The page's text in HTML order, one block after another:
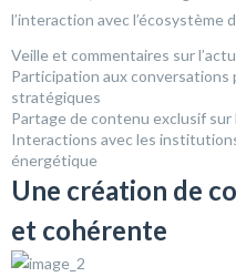
l’interaction avec l’écosystème
Veille et commentaires sur
Participation aux
stratégiques
Partage de contenu exclusif
Interactions avec les
énergétique
Une création de
et cohérente